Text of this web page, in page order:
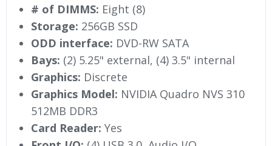
# of DIMMS: Eight (8)
Storage: 256GB SSD
ODD interface: DVD-RW SATA
Bays: (2) 5.25" external, (4) 3.5" internal
Graphics: Discrete
Graphics Model: NVIDIA Quadro NVS 310
512MB DDR3
Card Reader: Yes